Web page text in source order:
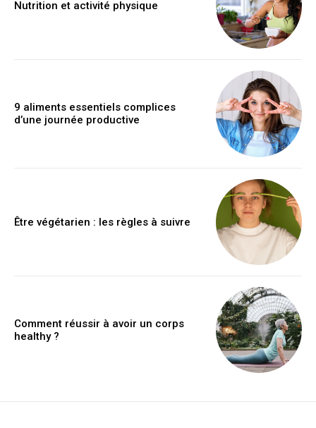
Nutrition et activité physique
9 aliments essentiels complices
d’une journée productive
Être végétarien : les règles à suivre
Comment réussir à avoir un corps
healthy ?